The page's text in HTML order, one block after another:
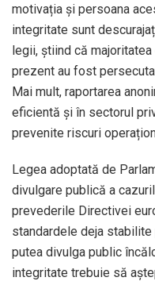
motivația și persoana
integritate sunt
legii, știind că
prezent au fost
Mai mult, raportarea
eficientă și în sectorul
prevenite riscuri
Legea adoptată de
divulgare publică a
prevederile Directivei
standardele deja
putea divulga public
integritate trebuie să